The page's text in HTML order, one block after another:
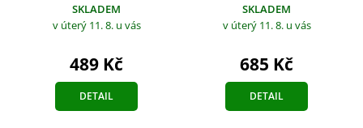
SKLADEM
v úterý 11. 8. u vás
489 Kč
DETAIL
SKLADEM
v úterý 11. 8. u vás
685 Kč
DETAIL